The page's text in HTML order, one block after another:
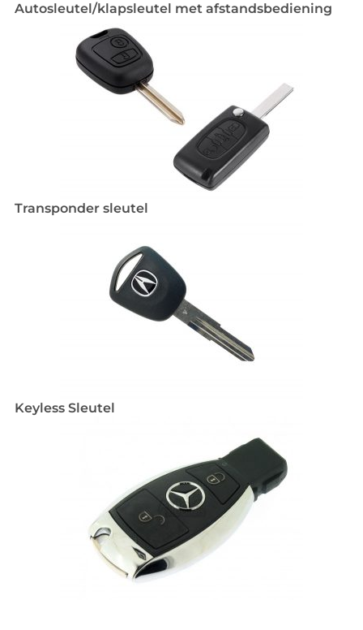
Autosleutel/klapsleutel met afstandsbediening
Transponder sleutel
Keyless Sleutel